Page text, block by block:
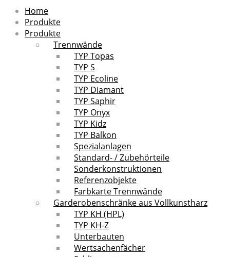
Home
Produkte
Produkte
Trennwände
TYP Topas
TYP S
TYP Ecoline
TYP Diamant
TYP Saphir
TYP Onyx
TYP Kidz
TYP Balkon
Spezialanlagen
Standard- / Zubehörteile
Sonderkonstruktionen
Referenzobjekte
Farbkarte Trennwände
Garderobenschränke aus Vollkunstharz
TYP KH (HPL)
TYP KH-Z
Unterbauten
Wertsachenfächer